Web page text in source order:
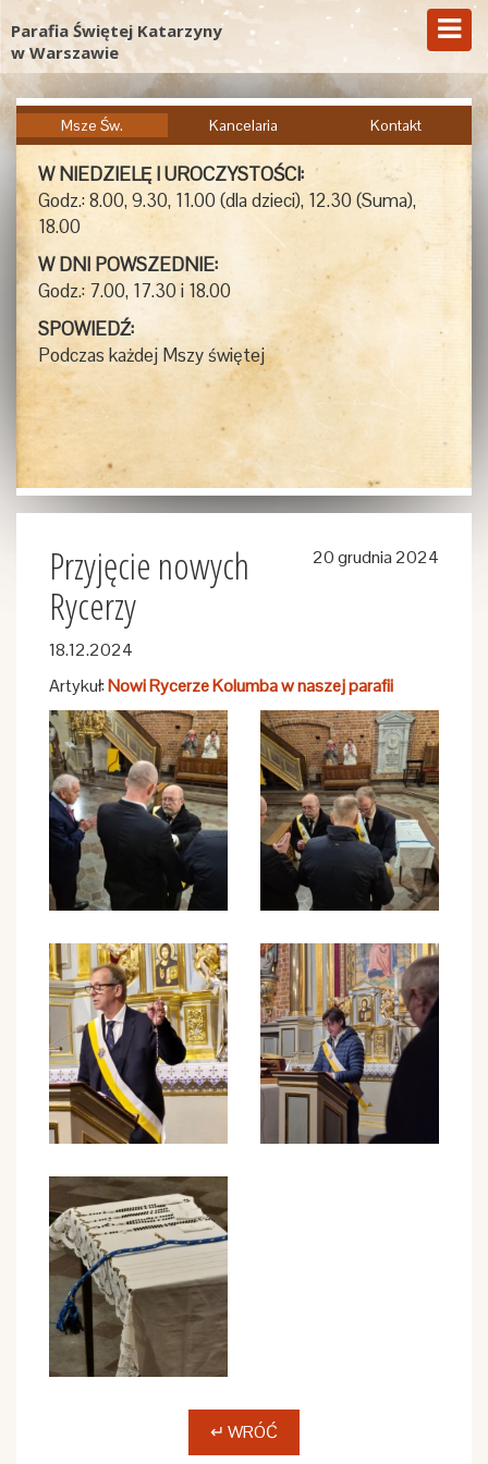
Parafia Świętej Katarzyny
w Warszawie
Msze Św. Kancelaria Kontakt
W NIEDZIELĘ I UROCZYSTOŚCI:
Godz.: 8.00, 9.30, 11.00 (dla dzieci), 12.30 (Suma),
18.00
W DNI POWSZEDNIE:
Godz.: 7.00, 17.30 i 18.00
SPOWIEDŹ:
Podczas każdej Mszy świętej
20 grudnia 2024
Przyjęcie nowych
Rycerzy
18.12.2024
Artykuł:Nowi Rycerze Kolumba w naszej parafii
↵ WRÓĆ